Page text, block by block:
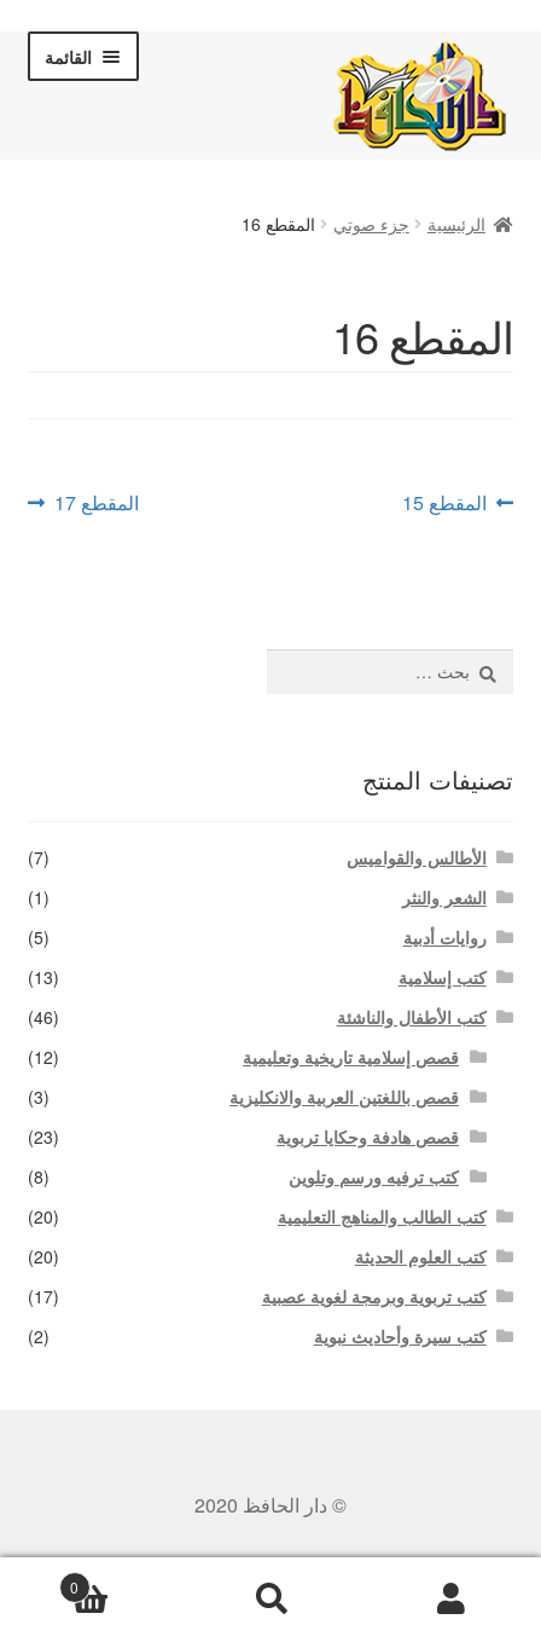
navigation
content
القائمة
المكتبة المرئية
فروعنا
الرئيسية جزء صوتي المقطع 16
المقطع 16
تصفّح
Previous
المقطع 15
Next
المقطع 17
عن:
تصنيفات المنتج
الأطالس والقواميس
(7)
الشعر والنثر
(1)
روايات أدبية
(5)
كتب إسلامية
(13)
كتب الأطفال والناشئة
(46)
قصص إسلامية تاريخية وتعليمية
(12)
قصص باللغتين العربية والانكليزية
(3)
قصص هادفة وحكايا تربوية
(23)
كتب ترفيه ورسم وتلوين
(8)
كتب الطالب والمناهج التعليمية
(20)
كتب العلوم الحديثة
(20)
كتب تربوية وبرمجة لغوية عصبية
(17)
كتب سيرة وأحاديث نبوية
(2)
© دار الحافظ 2020
0